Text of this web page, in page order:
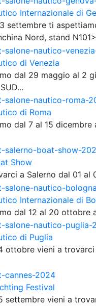
Internazionale di
settembre ti
Nord, stand
di Venezia
dal 29 maggio al 2
di Roma
dal 7 al 15 dicembre
Show
a Salerno dal 01 al
Internazionale di
dal 12 al 20 ottobre
di Puglia
ottobre vieni a
Festival
settembre vieni a